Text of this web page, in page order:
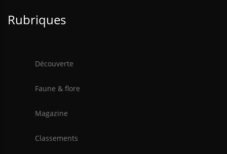
Rubriques
Découverte
Faune & flore
Magazine
Classements